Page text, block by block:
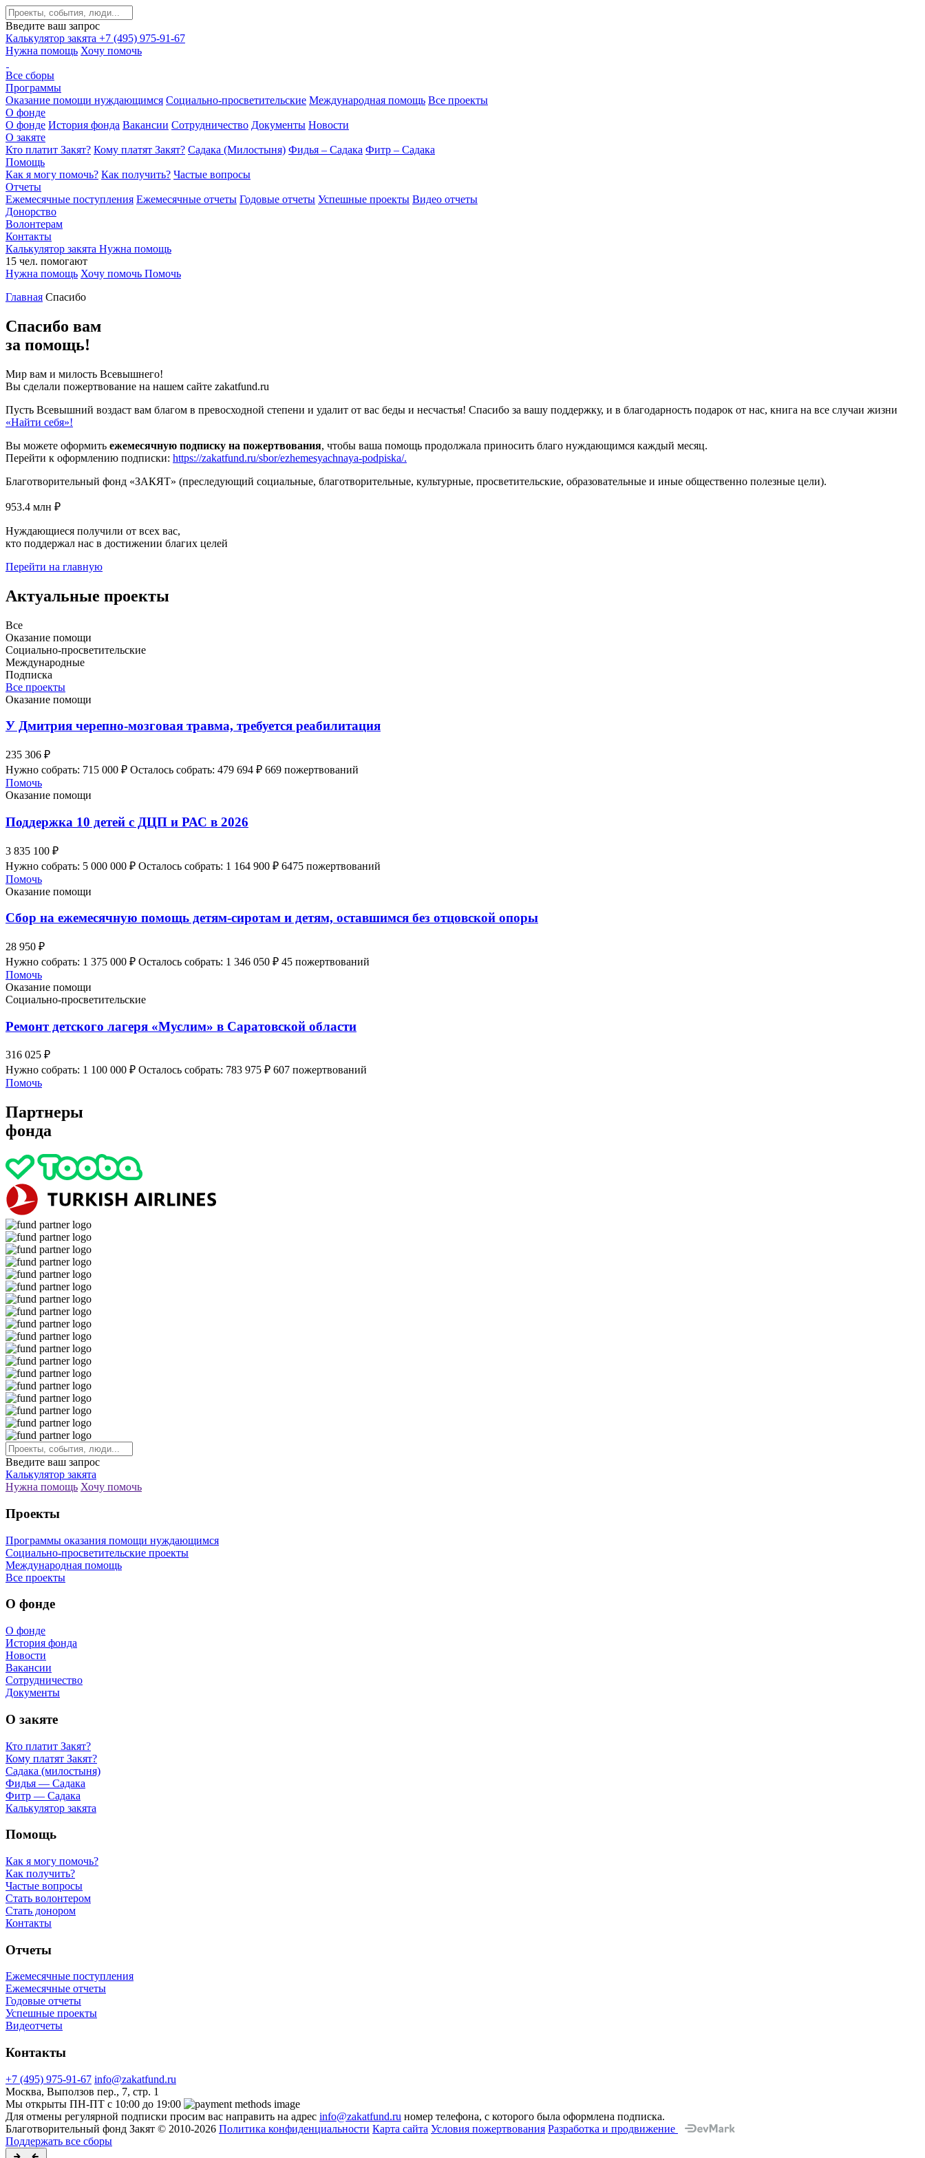
Введите ваш запрос
Калькулятор закята +7 (495) 975-91-67
Нужна помощь Хочу помочь
Все сборы
Программы
Оказание помощи нуждающимся Социально-просветительские Международная помощь Все проекты
О фонде
О фонде История фонда Вакансии Сотрудничество Документы Новости
О закяте
Кто платит Закят? Кому платят Закят? Садака (Милостыня) Фидья – Садака Фитр – Садака
Помощь
Как я могу помочь? Как получить? Частые вопросы
Отчеты
Ежемесячные поступления Ежемесячные отчеты Годовые отчеты Успешные проекты Видео отчеты
Донорство
Волонтерам
Контакты
Калькулятор закята Нужна помощь
15 чел. помогают
Нужна помощь Хочу помочь Помочь
Главная Спасибо
Спасибо вам
за помощь!
Мир вам и милость Всевышнего!
Вы сделали пожертвование на нашем сайте zakatfund.ru
Пусть Всевышний воздаст вам благом в превосходной степени и удалит от вас беды и несчастья! Спасибо за вашу поддержку, и в благодарность подарок от нас, книга на все случаи жизни
«Найти себя»!
Вы можете оформить ежемесячную подписку на пожертвования, чтобы ваша помощь продолжала приносить благо нуждающимся каждый месяц.
Перейти к оформлению подписки: https://zakatfund.ru/sbor/ezhemesyachnaya-podpiska/.
Благотворительный фонд «ЗАКЯТ» (преследующий социальные, благотворительные, культурные, просветительские, образовательные и иные общественно полезные цели).
953.4 млн ₽
Нуждающиеся получили от всех вас,
кто поддержал нас в достижении благих целей
Перейти на главную
Актуальные проекты
Все
Оказание помощи
Социально-просветительские
Международные
Подписка
Все проекты
Оказание помощи
У Дмитрия черепно-мозговая травма, требуется реабилитация
235 306 ₽
Нужно собрать: 715 000 ₽ Осталось собрать: 479 694 ₽ 669 пожертвований
Помочь
Оказание помощи
Поддержка 10 детей с ДЦП и РАС в 2026
3 835 100 ₽
Нужно собрать: 5 000 000 ₽ Осталось собрать: 1 164 900 ₽ 6475 пожертвований
Помочь
Оказание помощи
Сбор на ежемесячную помощь детям-сиротам и детям, оставшимся без отцовской опоры
28 950 ₽
Нужно собрать: 1 375 000 ₽ Осталось собрать: 1 346 050 ₽ 45 пожертвований
Помочь
Оказание помощи
Социально-просветительские
Ремонт детского лагеря «Муслим» в Саратовской области
316 025 ₽
Нужно собрать: 1 100 000 ₽ Осталось собрать: 783 975 ₽ 607 пожертвований
Помочь
Партнеры
фонда
Введите ваш запрос
Калькулятор закята
Нужна помощь Хочу помочь
Проекты
Программы оказания помощи нуждающимся
Социально-просветительские проекты
Международная помощь
Все проекты
О фонде
О фонде
История фонда
Новости
Вакансии
Сотрудничество
Документы
О закяте
Кто платит Закят?
Кому платят Закят?
Садака (милостыня)
Фидья — Садака
Фитр — Садака
Калькулятор закята
Помощь
Как я могу помочь?
Как получить?
Частые вопросы
Стать волонтером
Стать донором
Контакты
Отчеты
Ежемесячные поступления
Ежемесячные отчеты
Годовые отчеты
Успешные проекты
Видеотчеты
Контакты
+7 (495) 975-91-67 info@zakatfund.ru
Москва, Выползов пер., 7, стр. 1
Мы открыты ПН-ПТ с 10:00 до 19:00
Для отмены регулярной подписки просим вас направить на адрес info@zakatfund.ru номер телефона, с которого была оформлена подписка.
Благотворительный фонд Закят © 2010-2026 Политика конфиденциальности Карта сайта Условия пожертвования Разработка и продвижение
Поддержать все сборы